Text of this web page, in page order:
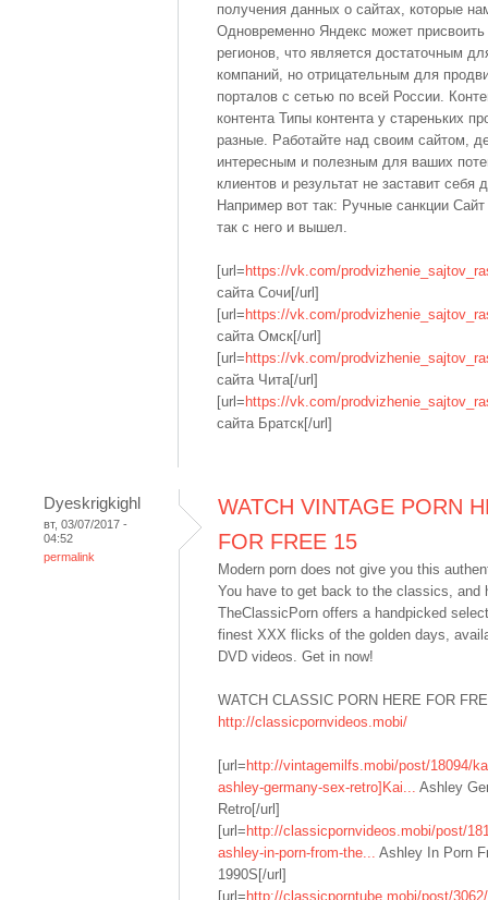
получения данных о сайтах, которые
Одновременно Яндекс может присвоить
регионов, что является достаточным
компаний, но отрицательным для
порталов с сетью по всей России.
контента Типы контента у стареньких
разные. Работайте над своим сайтом,
интересным и полезным для ваших
клиентов и результат не заставит себя
Например вот так: Ручные санкции
так с него и вышел.
[url= https://vk.com/
сайта Сочи[/url]
[url= https://vk.com/
сайта Омск[/url]
[url= https://vk.com/
сайта Чита[/url]
[url= https://vk.com/
сайта Братск[/url]
Dyeskrigkighl
вт, 03/07/2017 -
04:52
permalink
WATCH VINTAGE PORN
FOR FREE 15
Modern porn does not give you this
You have to get back to the classics, and
TheClassicPorn offers a handpicked
finest XXX flicks of the golden days,
DVD videos. Get in now!
WATCH CLASSIC PORN HERE FOR
http://classicpornvideos.mobi/
[url= http://vintagemilfs.mobi/post/18094/
ashley-germany-sex-retro]Kai... Ashley
Retro[/url]
[url= http://classicpornvideos.mobi/post/
ashley-in-porn-from-the... Ashley In Porn
1990S[/url]
[url= http://classicporntube.mobi/post/